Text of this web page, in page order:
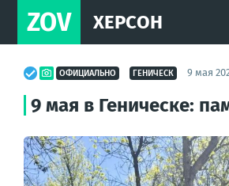
ZOV ХЕРСОН
ОФИЦИАЛЬНО ГЕНИЧЕСК 9 мая
9 мая в Геническе: